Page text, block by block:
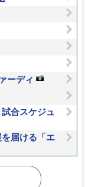
ーディ
合スケジュ
届ける「エ